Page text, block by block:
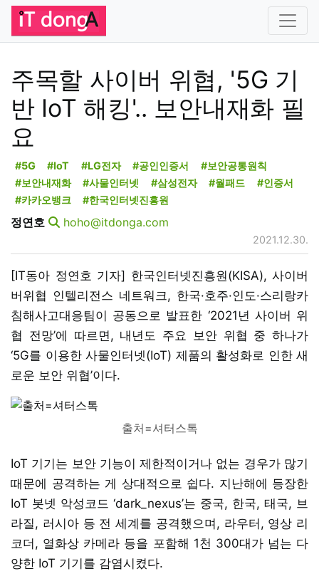
주목할 사이버 위협, '5G 기
반 IoT 해킹'.. 보안내재화 필
요
#5G #IoT #LG전자 #공인인증서
#보안공통원칙
#보안내재화
#사물인터넷 #삼성전자 #월패드
#인증서
#카카오뱅크
#한국인터넷진흥원
정연호 hoho@itdonga.com
2021.12.30.
[IT동아 정연호 기자] 한국인터넷진흥원(KISA), 사이버
버위협 인텔리전스 네트워크, 한국·호주·인도·스리랑카
침해사고대응팀이 공동으로 발표한 ‘2021년 사이버 위
협 전망’에 따르면, 내년도 주요 보안 위협 중 하나가
‘5G를 이용한 사물인터넷(IoT) 제품의 활성화로 인한 새
로운 보안 위협’이다.
출처=셔터스톡
IoT 기기는 보안 기능이 제한적이거나 없는 경우가 많기
때문에 공격하는 게 상대적으로 쉽다. 지난해에 등장한
IoT 봇넷 악성코드 ‘dark_nexus’는 중국, 한국, 태국, 브
라질, 러시아 등 전 세계를 공격했으며, 라우터, 영상 리
코더, 열화상 카메라 등을 포함해 1천 300대가 넘는 다
양한 IoT 기기를 감염시켰다.